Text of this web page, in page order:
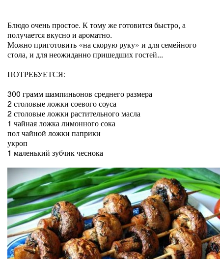
Блюдо очень простое. К тому же готовится быстро, а
получается вкусно и ароматно.
Можно приготовить «на скорую руку» и для семейного
стола, и для неожиданно пришедших гостей...
ПОТРЕБУЕТСЯ:
300 грамм шампиньонов среднего размера
2 столовые ложки соевого соуса
2 столовые ложки растительного масла
1 чайная ложка лимонного сока
пол чайной ложки паприки
укроп
1 маленький зубчик чеснока